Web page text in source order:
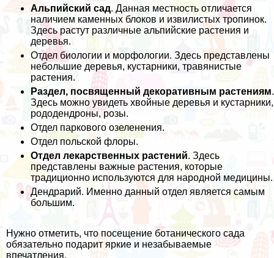
Альпийский сад. Данная местность отличается
наличием каменных блоков и извилистых тропинок.
Здесь растут различные альпийские растения и
деревья.
Отдел биологии и морфологии. Здесь представлены
небольшие деревья, кустарники, травянистые
растения.
Раздел, посвященный декоративным растениям.
Здесь можно увидеть хвойные деревья и кустарники,
рододендроны, розы.
Отдел паркового озеленения.
Отдел польской флоры.
Отдел лекарственных растений. Здесь
представлены важные растения, которые
традиционно используются для народной медицины.
Дендрарий. Именно данный отдел является самым
большим.
Нужно отметить, что посещение ботанического сада
обязательно подарит яркие и незабываемые
впечатления.